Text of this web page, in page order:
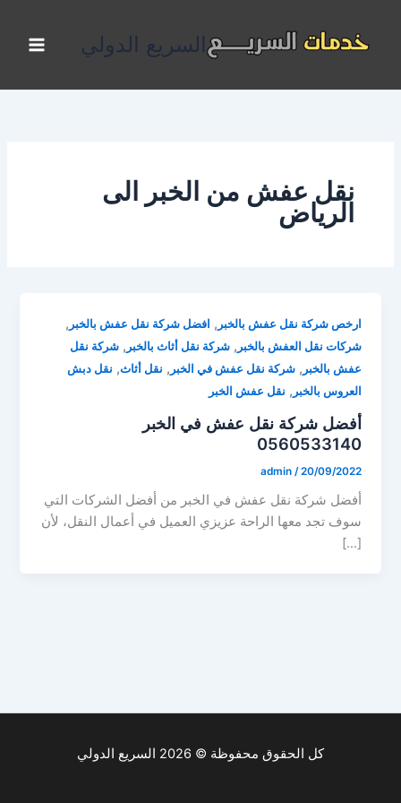
المحتوى
السريع الدولي
نقل عفش من الخبر الى
الرياض
ارخص شركة نقل عفش بالخبر , افضل شركة نقل عفش بالخبر ,
شركات نقل العفش بالخبر ,شركة نقل أثاث بالخبر ,شركة نقل
عفش بالخبر ,شركة نقل عفش في الخبر , نقل أثاث, نقل دبش
العروس بالخبر , نقل عفش الخبر
أفضل شركة نقل عفش في الخبر
0560533140
admin /20/09/2022
أفضل شركة نقل عفش في الخبر من أفضل الشركات التي
سوف تجد معها الراحة عزيزي العميل في أعمال النقل، لأن
[…]
كل الحقوق محفوظة © 2026 السريع الدولي